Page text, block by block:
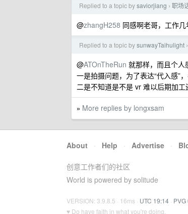
Replied to a topic bysaviorjiang › 职场
@zhangH258 同感啊老哥，工作
Replied to a topic bysunwayTaihulight ›
@ATOnTheRun 就那样，而且个人
一是拍摄问题，为了表达“代入感”
二是不知道是不是 vr 难以后期加
» More replies by longxsam
About · Help · Advertise ·
创意工作者们的社区
World is powered by solitude
VERSION: 3.9.8.5 · 16ms · UTC 19:14 ·
♥ Do have faith in what you're doing.